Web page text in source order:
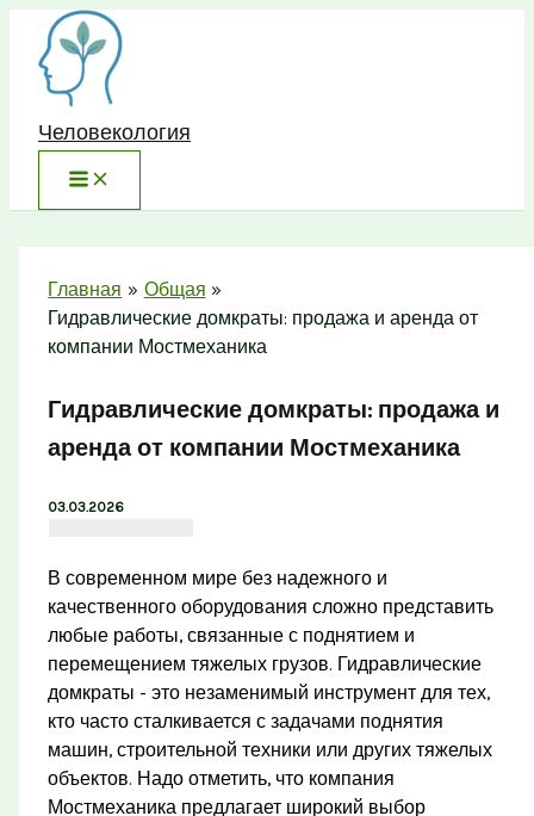
Перейти
содержимому
Человекология
Главная
Общая
Гидравлические домкраты: продажа и аренда от
компании Мостмеханика
Гидравлические домкраты: продажа и
аренда от компании Мостмеханика
03.03.2026
В современном мире без надежного и
качественного оборудования сложно представить
любые работы, связанные с поднятием и
перемещением тяжелых грузов. Гидравлические
домкраты - это незаменимый инструмент для тех,
кто часто сталкивается с задачами поднятия
машин, строительной техники или других тяжелых
объектов. Надо отметить, что компания
Мостмеханика предлагает широкий выбор